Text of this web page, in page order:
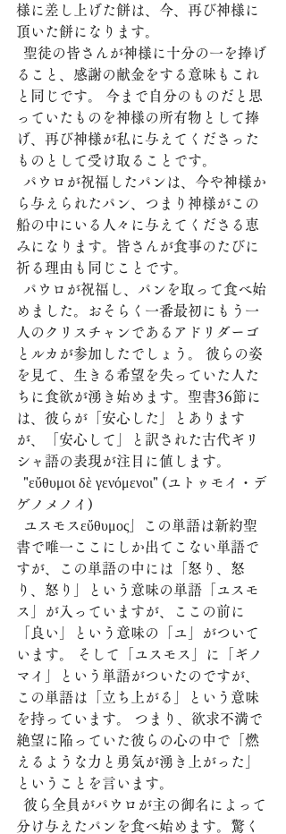
様に差し上げた餅は、今、再び神様に
頂いた餅になります。
ること、感謝の献金をする意味もこれ
と同じです。 今まで自分のものだと思
っていたものを神様の所有物として捧
げ、再び神様が私に与えてくださった
ものとして受け取ることです。
ら与えられたパン、つまり神様がこの
船の中にいる人々に与えてくださる恵
みになります。皆さんが食事のたびに
祈る理由も同じことです。
めました。おそらく一番最初にもう一
人のクリスチャンであるアドリダーゴ
とルカが参加したでしょう。 彼らの姿
を見て、生きる希望を失っていた人た
ちに食欲が湧き始めます。聖書36節に
は、彼らが「安心した」とあります
が、「安心して」と訳された古代ギリ
シャ語の表現が注目に値します。
ゲノメノイ)
書で唯一ここにしか出てこない単語で
すが、この単語の中には「怒り、怒
り、怒り」という意味の単語「ユスモ
ス」が入っていますが、ここの前に
「良い」という意味の「ユ」がついて
います。 そして「ユスモス」に「ギノ
マイ」という単語がついたのですが、
この単語は「立ち上がる」という意味
を持っています。 つまり、欲求不満で
絶望に陥っていた彼らの心の中で「燃
えるような力と勇気が湧き上がった」
ということを言います。
分け与えたパンを食べ始めます。驚く